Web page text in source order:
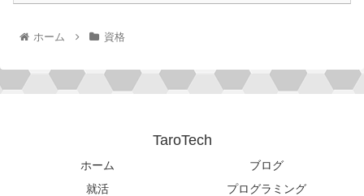
ホーム 資格
TaroTech
ホーム
ブログ
就活
プログラミング